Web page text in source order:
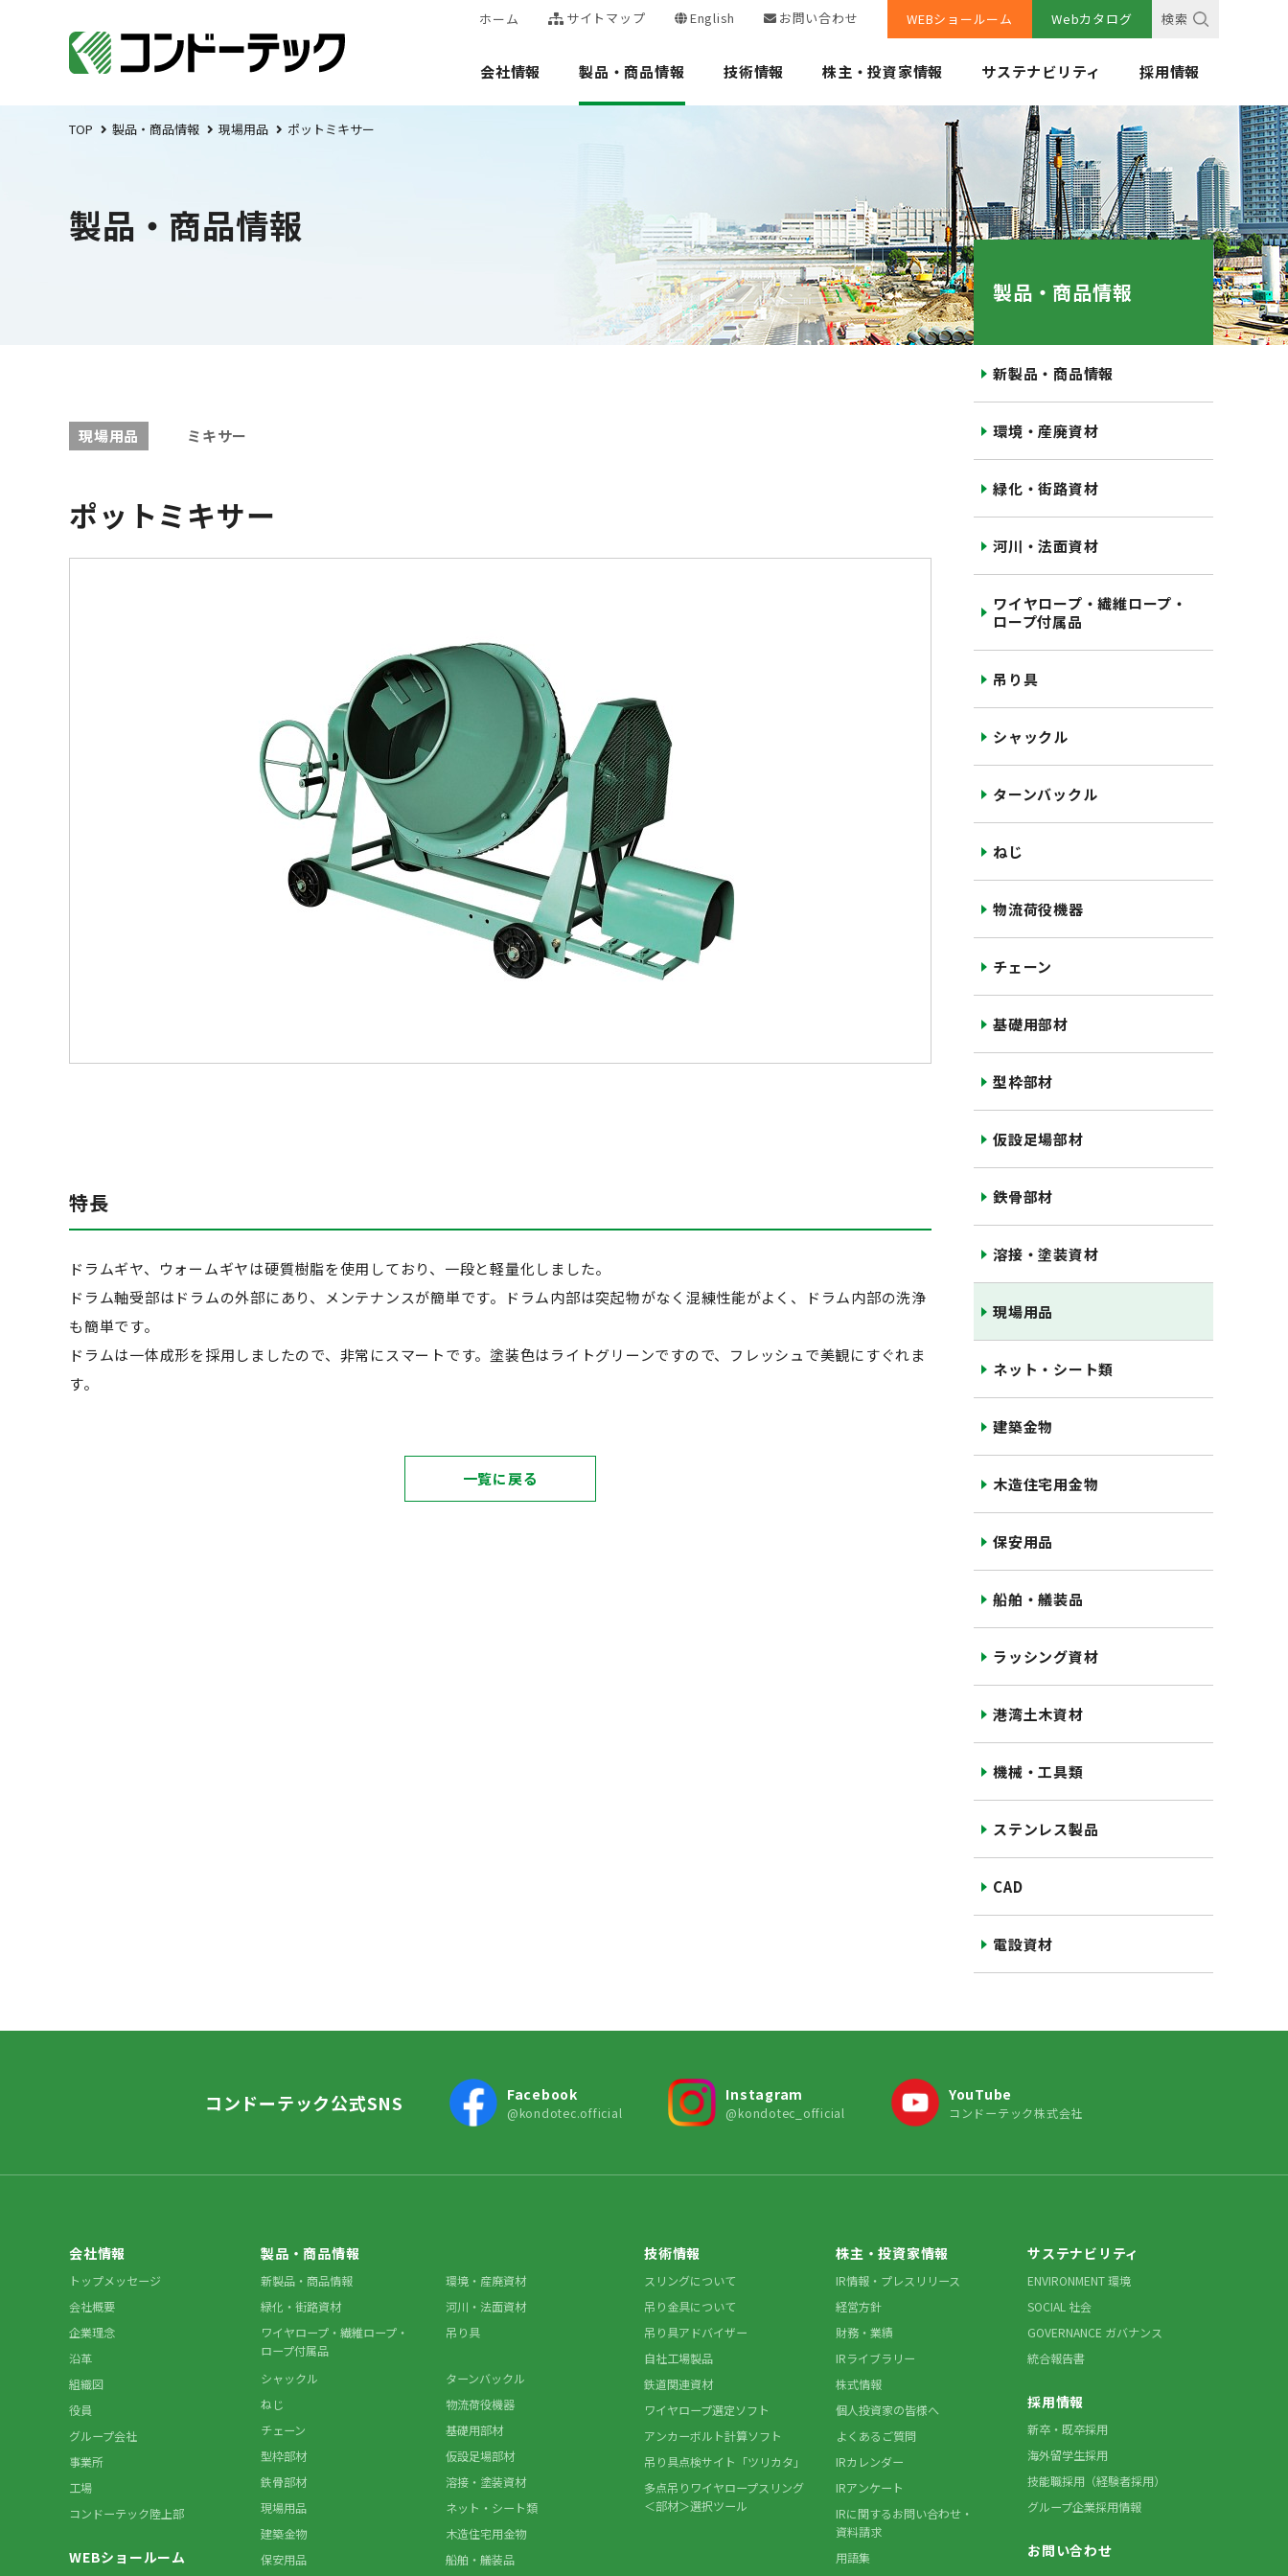
ホーム サイトマップ English お問い合わせ WEBショールーム Webカタログ 検索
会社情報 製品・商品情報 技術情報 株主・投資家情報 サステナビリティ 採用情報
TOP 製品・商品情報 現場用品 ポットミキサー
製品・商品情報
現場用品 ミキサー
ポットミキサー
特長
ドラムギヤ、ウォームギヤは硬質樹脂を使用しており、一段と軽量化しました。
ドラム軸受部はドラムの外部にあり、メンテナンスが簡単です。ドラム内部は突起物がなく混練性能がよく、ドラム内部の洗浄
も簡単です。
ドラムは一体成形を採用しましたので、非常にスマートです。塗装色はライトグリーンですので、フレッシュで美観にすぐれま
す。
一覧に戻る
製品・商品情報
新製品・商品情報
環境・産廃資材
緑化・街路資材
河川・法面資材
ワイヤロープ・繊維ロープ・
ロープ付属品
吊り具
シャックル
ターンバックル
ねじ
物流荷役機器
チェーン
基礎用部材
型枠部材
仮設足場部材
鉄骨部材
溶接・塗装資材
現場用品
ネット・シート類
建築金物
木造住宅用金物
保安用品
船舶・艤装品
ラッシング資材
港湾土木資材
機械・工具類
ステンレス製品
CAD
電設資材
コンドーテック公式SNS Facebook
@kondotec.official
Instagram
@kondotec_official
YouTube
コンドーテック株式会社
会社情報
トップメッセージ
会社概要
企業理念
沿革
組織図
役員
グループ会社
事業所
工場
コンドーテック陸上部
WEBショールーム
製品・商品情報
新製品・商品情報
環境・産廃資材
緑化・街路資材
河川・法面資材
ワイヤロープ・繊維ロープ・
ロープ付属品
吊り具
シャックル
ターンバックル
ねじ
物流荷役機器
チェーン
基礎用部材
型枠部材
仮設足場部材
鉄骨部材
溶接・塗装資材
現場用品
ネット・シート類
建築金物
木造住宅用金物
保安用品
船舶・艤装品
技術情報
スリングについて
吊り金具について
吊り具アドバイザー
自社工場製品
鉄道関連資材
ワイヤロープ選定ソフト
アンカーボルト計算ソフト
吊り具点検サイト「ツリカタ」
多点吊りワイヤロープスリング
＜部材＞選択ツール
株主・投資家情報
IR情報・プレスリリース
経営方針
財務・業績
IRライブラリー
株式情報
個人投資家の皆様へ
よくあるご質問
IRカレンダー
IRアンケート
IRに関するお問い合わせ・
資料請求
用語集
サステナビリティ
ENVIRONMENT 環境
SOCIAL 社会
GOVERNANCE ガバナンス
統合報告書
採用情報
新卒・既卒採用
海外留学生採用
技能職採用（経験者採用）
グループ企業採用情報
お問い合わせ